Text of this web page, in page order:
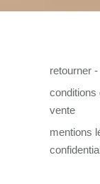
retourner
conditions
vente
mentions